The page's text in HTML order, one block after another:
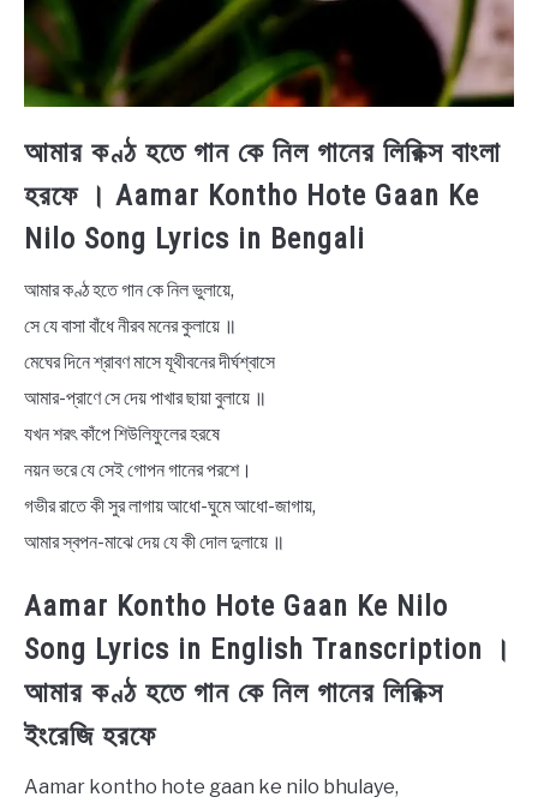
আমার কণ্ঠ হতে গান কে নিল গানের লিরিক্স বাংলা
হরফে । Aamar Kontho Hote Gaan Ke
Nilo Song Lyrics in Bengali
আমার কণ্ঠ হতে গান কে নিল ভুলায়ে,
সে যে বাসা বাঁধে নীরব মনের কুলায়ে ॥
মেঘের দিনে শ্রাবণ মাসে যূথীবনের দীর্ঘশ্বাসে
আমার-প্রাণে সে দেয় পাখার ছায়া বুলায়ে ॥
যখন শরৎ কাঁপে শিউলিফুলের হরষে
নয়ন ভরে যে সেই গোপন গানের পরশে।
গভীর রাতে কী সুর লাগায় আধো-ঘুমে আধো-জাগায়,
আমার স্বপন-মাঝে দেয় যে কী দোল দুলায়ে ॥
Aamar Kontho Hote Gaan Ke Nilo
Song Lyrics in English Transcription ।
আমার কণ্ঠ হতে গান কে নিল গানের লিরিক্স
ইংরেজি হরফে
Aamar kontho hote gaan ke nilo bhulaye,